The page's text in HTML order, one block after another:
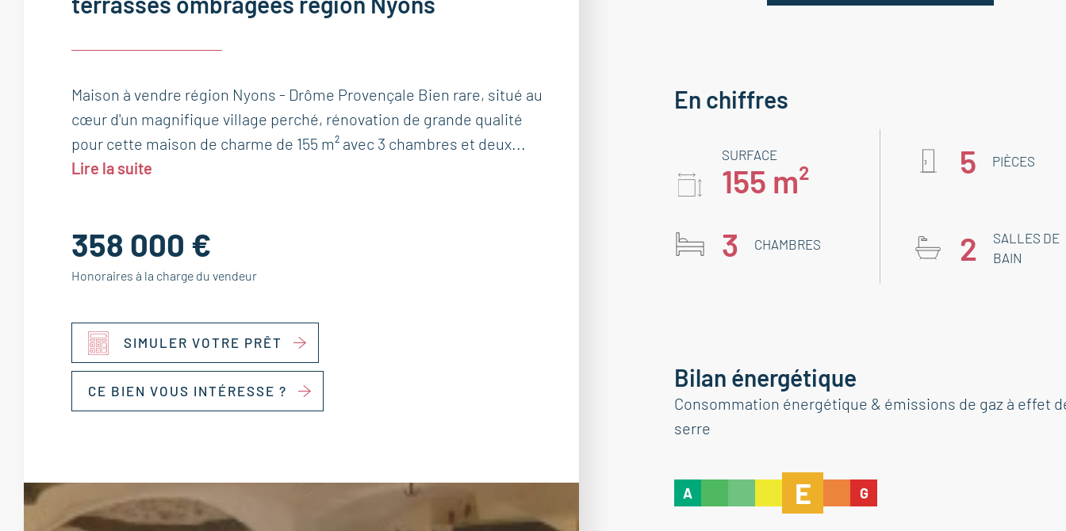
Maison à vendre région Nyons - Drôme Provençale Bien rare, situé au
cœur d'un magnifique village perché, rénovation de grande qualité
pour cette maison de charme de 155 m² avec 3 chambres et deux...
Lire la suite
358 000 €
Honoraires à la charge du vendeur
SIMULER VOTRE PRÊT
CE BIEN VOUS INTÉRESSE ?
En chiffres
SURFACE
155 m²
5 PIÈCES
3 CHAMBRES 2
SALLES DE
BAIN
Bilan énergétique
Consommation énergétique & émissions de gaz à effet
serre
A E G